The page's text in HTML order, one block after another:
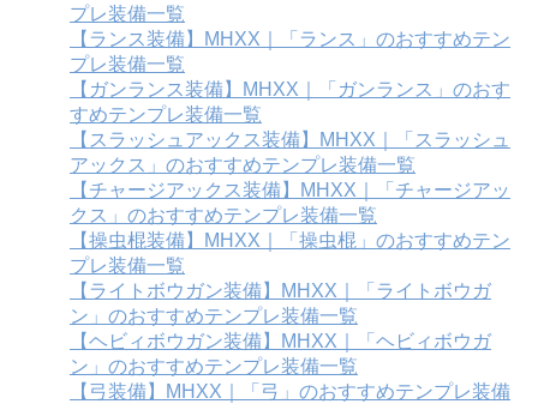
プレ装備一覧
【ランス装備】MHXX｜「ランス」のおすすめテン
プレ装備一覧
【ガンランス装備】MHXX｜「ガンランス」のおす
すめテンプレ装備一覧
【スラッシュアックス装備】MHXX｜「スラッシュ
アックス」のおすすめテンプレ装備一覧
【チャージアックス装備】MHXX｜「チャージアッ
クス」のおすすめテンプレ装備一覧
【操虫棍装備】MHXX｜「操虫棍」のおすすめテン
プレ装備一覧
【ライトボウガン装備】MHXX｜「ライトボウガ
ン」のおすすめテンプレ装備一覧
【ヘビィボウガン装備】MHXX｜「ヘビィボウガ
ン」のおすすめテンプレ装備一覧
【弓装備】MHXX｜「弓」のおすすめテンプレ装備